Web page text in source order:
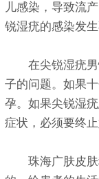
儿感染，导致流
锐湿疣的感染发生
在尖锐湿疣男
子的问题。如果
孕。如果尖锐湿
症状，必须要终
珠海广肤皮肤